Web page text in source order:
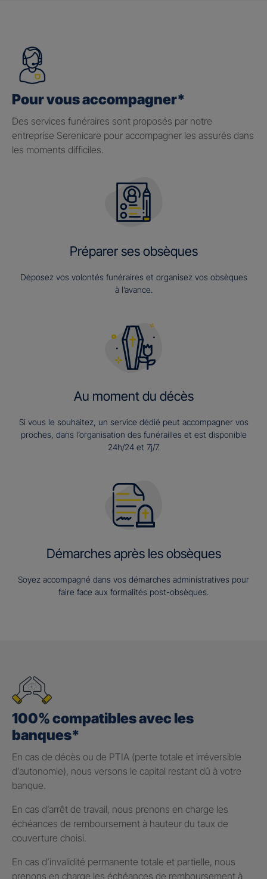
Pour vous accompagner*
Des services funéraires sont proposés par notre
entreprise Serenicare pour accompagner les assurés dans
les moments difficiles.
Préparer ses obsèques
Déposez vos volontés funéraires et organisez vos obsèques
à l’avance.
Au moment du décès
Si vous le souhaitez, un service dédié peut accompagner vos
proches, dans l’organisation des funérailles et est disponible
24h/24 et 7j/7.
Démarches après les obsèques
Soyez accompagné dans vos démarches administratives pour
faire face aux formalités post-obsèques.
100% compatibles avec les
banques*
En cas de décès ou de PTIA (perte totale et irréversible
d’autonomie), nous versons le capital restant dû à votre
banque.
En cas d’arrêt de travail, nous prenons en charge les
échéances de remboursement à hauteur du taux de
couverture choisi.
En cas d’invalidité permanente totale et partielle, nous
prenons en charge les échéances de remboursement à